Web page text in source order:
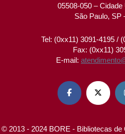
05508-050 –
São Paulo, SP
Tel: (0xx11) 3091-4195 /
Fax: (0xx11)
E-mail:
 
© 2013 - 2024 BORE - Bibliotecas